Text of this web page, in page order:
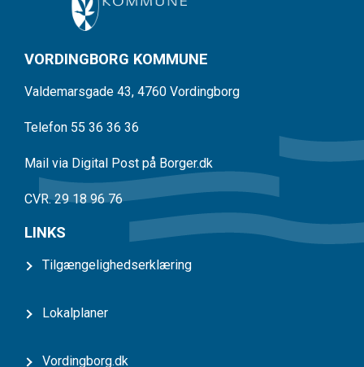
VORDINGBORG KOMMUNE
Valdemarsgade 43, 4760 Vordingborg
Telefon 55 36 36 36
Mail via Digital Post på Borger.dk
CVR. 29 18 96 76
LINKS
Tilgængelighedserklæring
Lokalplaner
Vordingborg.dk